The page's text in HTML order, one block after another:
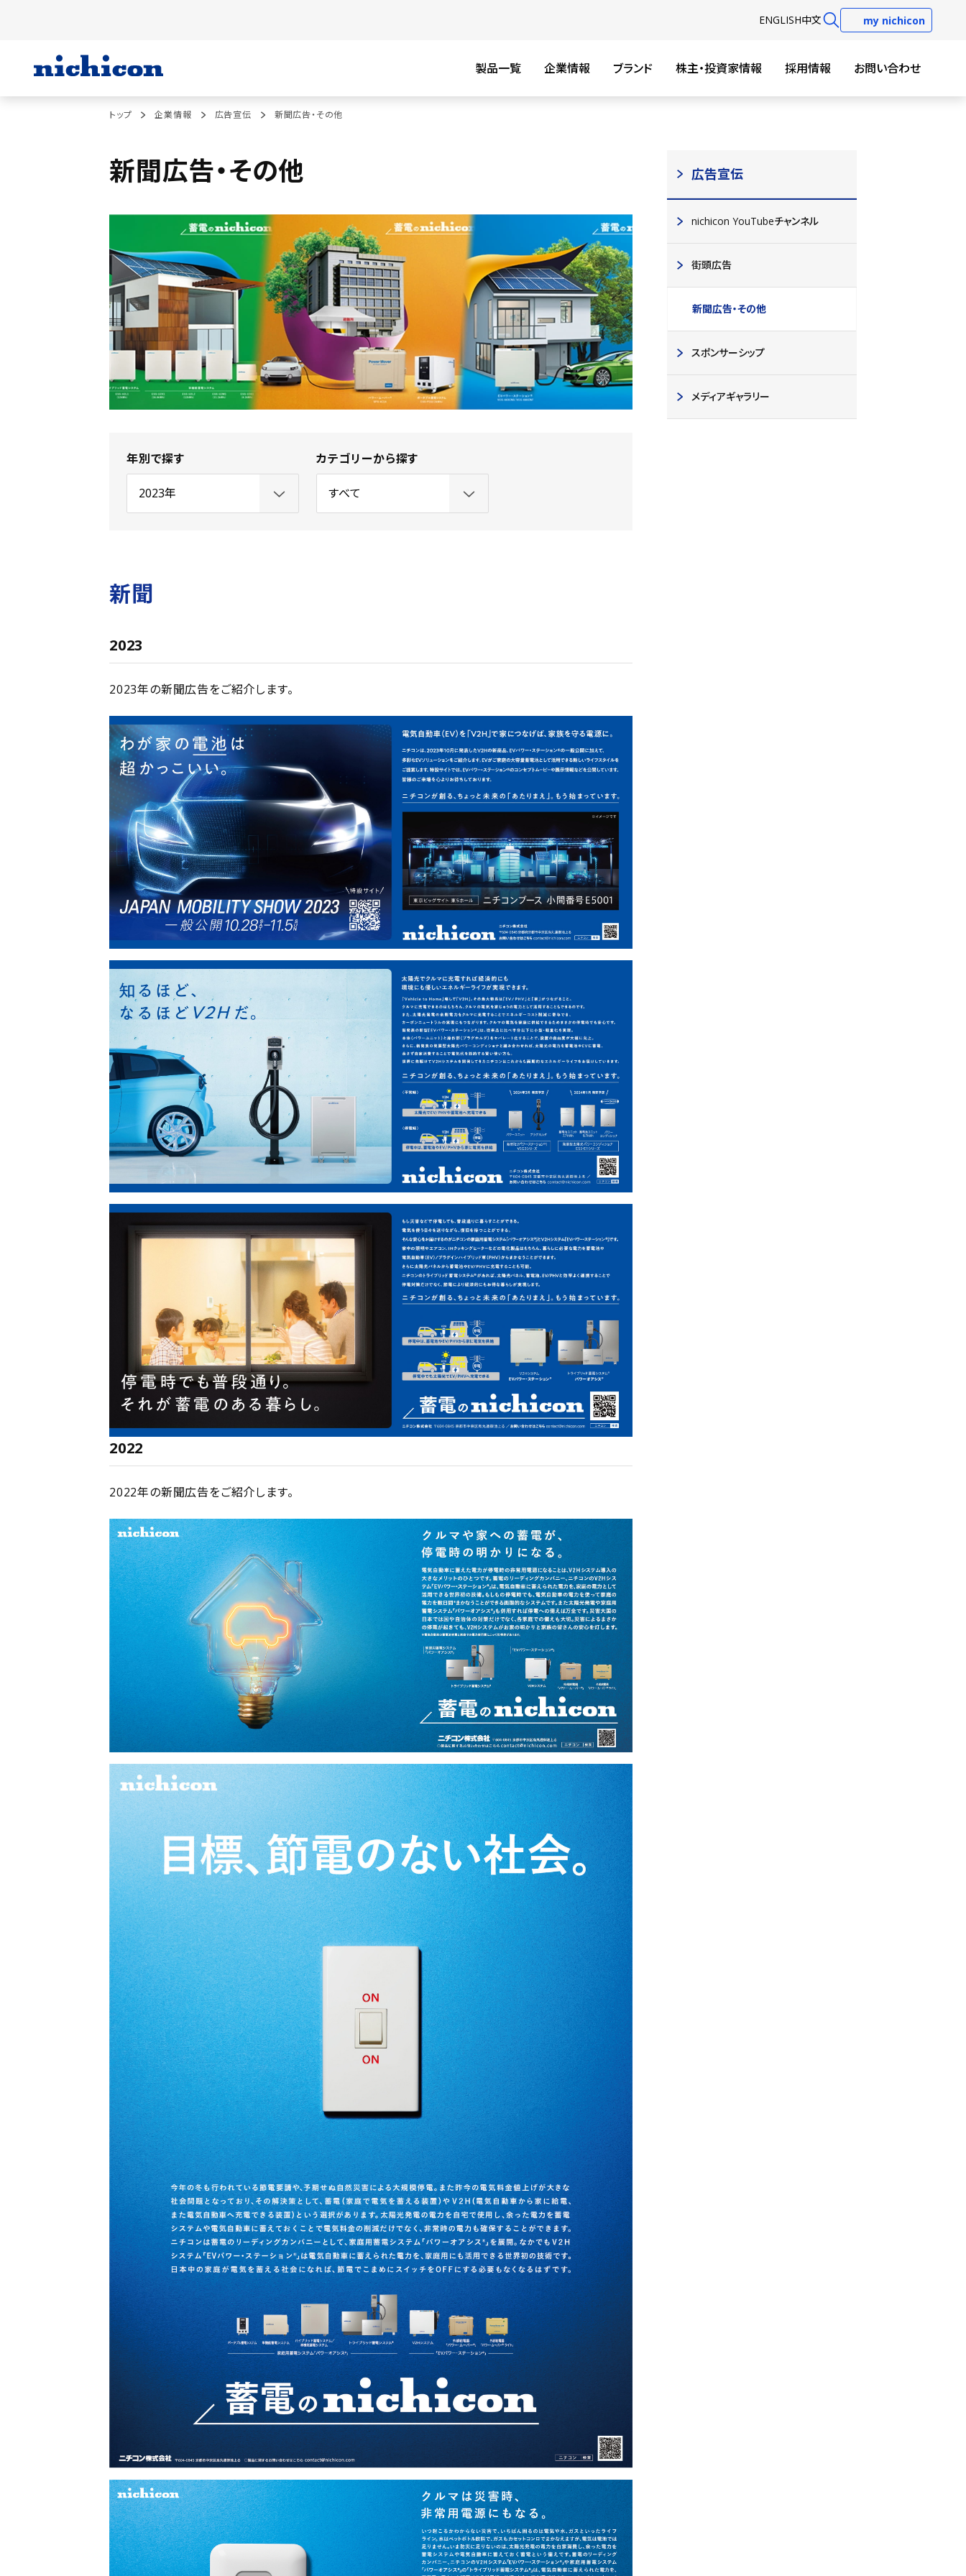
ENGLISH中文 my nichicon
製品一覧 企業情報 ブランド 株主・投資家情報 採用情報 お問い合わせ
トップ 企業情報 広告宣伝 新聞広告・その他
新聞広告・その他
年別で探す カテゴリーから探す
新聞
2023
2023年の新聞広告をご紹介します。
2022
2022年の新聞広告をご紹介します。
広告宣伝
nichicon YouTubeチャンネル
街頭広告
新聞広告・その他
スポンサーシップ
メディアギャラリー